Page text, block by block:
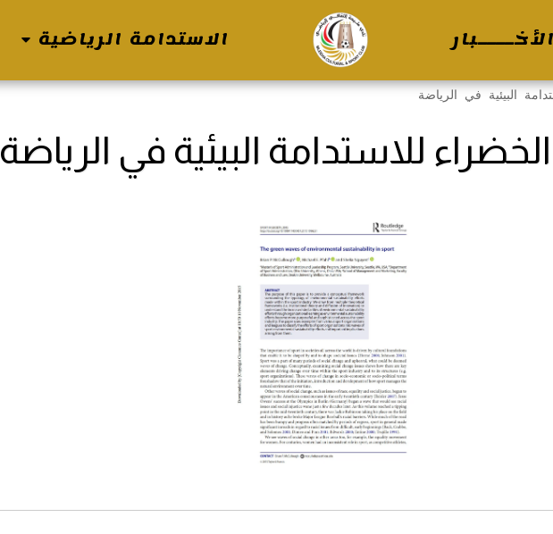
الاستدامة الرياضية
البيئية في الرياضة
للاستدامة البيئية في الرياضة